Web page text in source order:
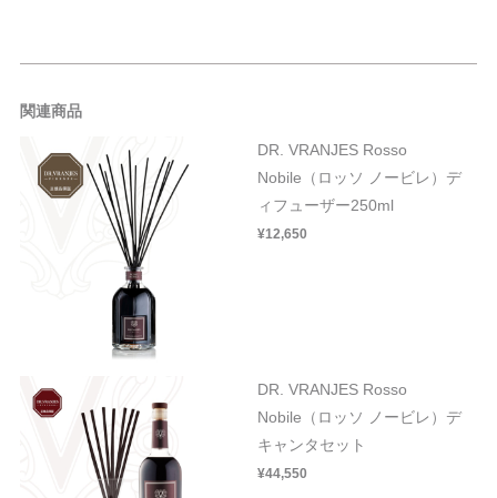
関連商品
DR. VRANJES Rosso
Nobile（ロッソ ノービレ）デ
ィフューザー250ml
¥12,650
DR. VRANJES Rosso
Nobile（ロッソ ノービレ）デ
キャンタセット
¥44,550